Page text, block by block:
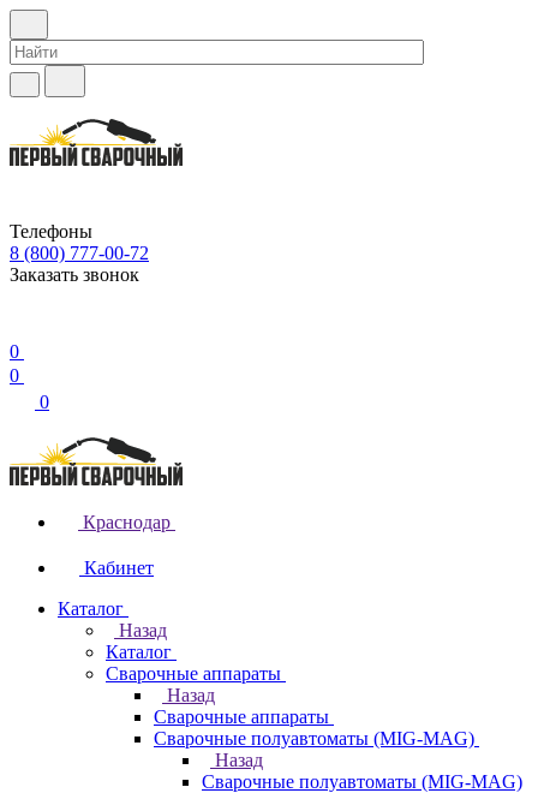
Телефоны
8 (800) 777-00-72
Заказать звонок
0
0
0
Краснодар
Кабинет
Каталог
Назад
Каталог
Сварочные аппараты
Назад
Сварочные аппараты
Сварочные полуавтоматы (MIG-MAG)
Назад
Сварочные полуавтоматы (MIG-MAG)